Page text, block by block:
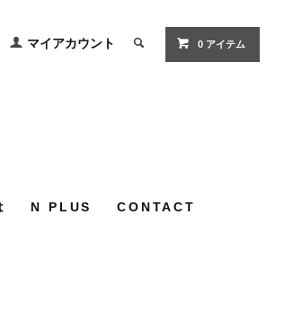
マイアカウント 0 アイテム
N PLUS CONTACT